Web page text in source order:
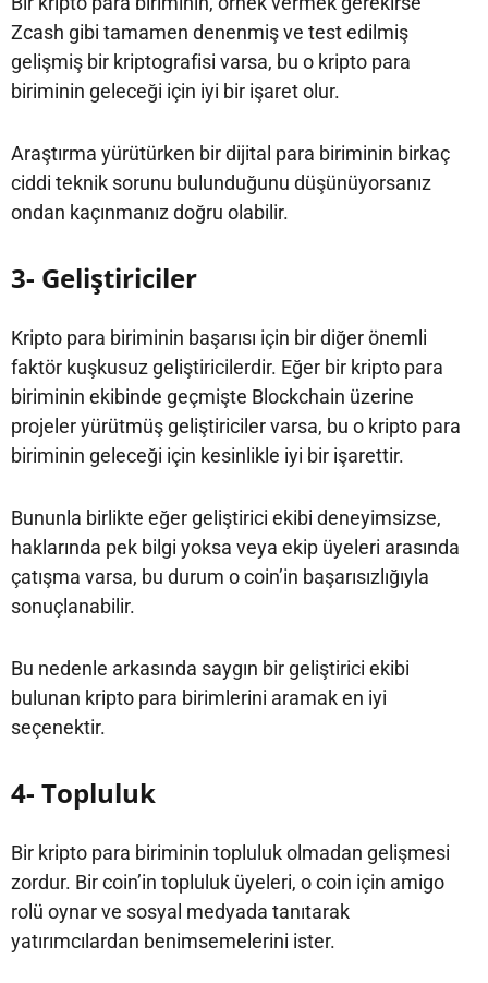
Zcash gibi tamamen denenmiş ve test edilmiş
gelişmiş bir kriptografisi varsa, bu o kripto para
biriminin geleceği için iyi bir işaret olur.
Araştırma yürütürken bir dijital para biriminin birkaç
ciddi teknik sorunu bulunduğunu düşünüyorsanız
ondan kaçınmanız doğru olabilir.
3- Geliştiriciler
Kripto para biriminin başarısı için bir diğer önemli
faktör kuşkusuz geliştiricilerdir. Eğer bir kripto para
biriminin ekibinde geçmişte Blockchain üzerine
projeler yürütmüş geliştiriciler varsa, bu o kripto para
biriminin geleceği için kesinlikle iyi bir işarettir.
Bununla birlikte eğer geliştirici ekibi deneyimsizse,
haklarında pek bilgi yoksa veya ekip üyeleri arasında
çatışma varsa, bu durum o coin’in başarısızlığıyla
sonuçlanabilir.
Bu nedenle arkasında saygın bir geliştirici ekibi
bulunan kripto para birimlerini aramak en iyi
seçenektir.
4- Topluluk
Bir kripto para biriminin topluluk olmadan gelişmesi
zordur. Bir coin’in topluluk üyeleri, o coin için amigo
rolü oynar ve sosyal medyada tanıtarak
yatırımcılardan benimsemelerini ister.